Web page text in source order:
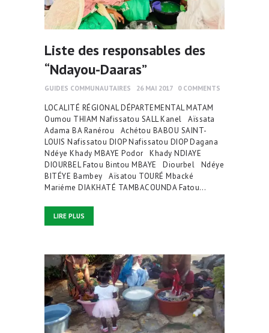
Liste des responsables des
“Ndayou-Daaras”
GUIDES COMMUNAUTAIRES 26 MAI 2017 0 COMMENTS
LOCALITÉ RÉGIONAL DÉPARTEMENTAL MATAM
Oumou THIAM Nafissatou SALL Kanel Aïssata
Adama BA Ranérou Achétou BABOU SAINT-
LOUIS Nafissatou DIOP Nafissatou DIOP Dagana
Ndéye Khady MBAYE Podor Khady NDIAYE
DIOURBEL Fatou Bintou MBAYE Diourbel Ndéye
BITÉYE Bambey Aïsatou TOURÉ Mbacké
Mariéme DIAKHATÉ TAMBACOUNDA Fatou…
LIRE PLUS